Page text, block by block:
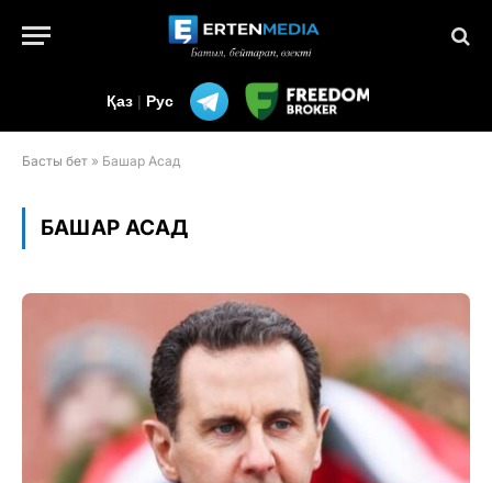
Қаз | Рус
Басты бет » Башар Асад
БАШАР АСАД